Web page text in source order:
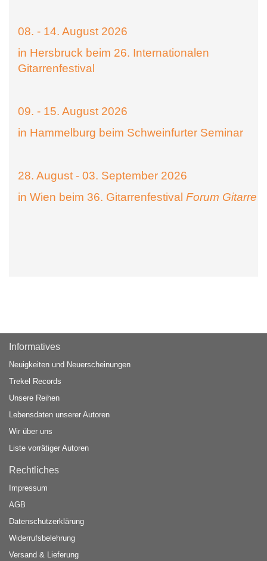
08. - 14. August 2026
in Hersbruck beim 26. Internationalen
Gitarrenfestival
09. - 15. August 2026
in Hammelburg beim Schweinfurter Seminar
28. August - 03. September 2026
in Wien beim 36. Gitarrenfestival Forum Gitarre
Informatives
Neuigkeiten und Neuerscheinungen
Trekel Records
Unsere Reihen
Lebensdaten unserer Autoren
Wir über uns
Liste vorrätiger Autoren
Rechtliches
Impressum
AGB
Datenschutzerklärung
Widerrufsbelehrung
Versand & Lieferung